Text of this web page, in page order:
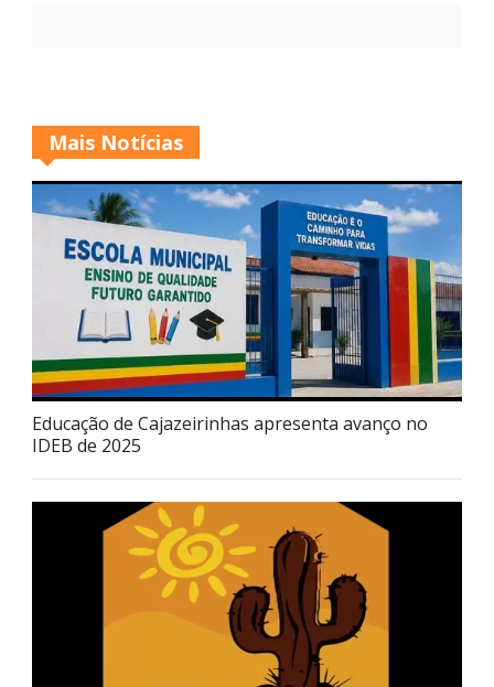
Mais Notícias
Educação de Cajazeirinhas apresenta avanço no
IDEB de 2025